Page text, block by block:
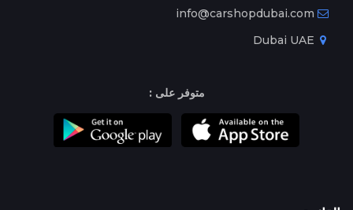
info@carshopdubai.com
متوفر على :